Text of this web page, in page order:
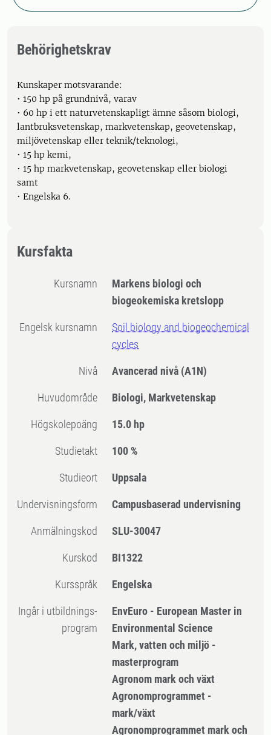
Behörighetskrav
Kunskaper motsvarande:
• 150 hp på grundnivå, varav
• 60 hp i ett naturvetenskapligt ämne såsom biologi,
lantbruksvetenskap, markvetenskap, geovetenskap,
miljövetenskap eller teknik/teknologi,
• 15 hp kemi,
• 15 hp markvetenskap, geovetenskap eller biologi
samt
• Engelska 6.
Kursfakta
Kursnamn
Markens biologi och
biogeokemiska kretslopp
Engelsk kursnamn
Soil biology and biogeochemical
cycles
Nivå Avancerad nivå (A1N)
Huvudområde Biologi, Markvetenskap
högskolepoäng 15.0 hp
Studietakt 100 %
Studieort Uppsala
Undervisningsform Campusbaserad undervisning
Anmälningskod SLU-30047
Kurskod BI1322
Kursspråk Engelska
Ingår i utbildnings-
program
EnvEuro - European Master in
Environmental Science
Mark, vatten och miljö -
masterprogram
Agronom mark och växt
Agronomprogrammet -
mark/växt
Agronomprogrammet mark och